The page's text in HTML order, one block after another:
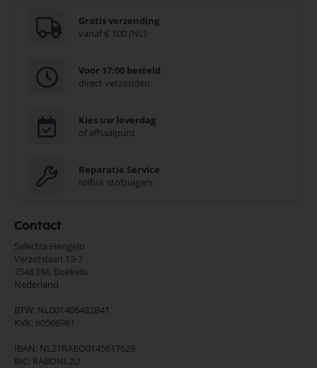
Gratis verzending
vanaf € 100 (NL)
Voor 17:00 besteld
direct verzonden
Kies uw leverdag
of afhaalpunt
Reparatie Service
Nilfisk stofzuigers
Contact
Selectra Hengelo
Verzetslaan 13-7
7548 EM, Boekelo
Nederland
BTW: NL001406482B41
KVK: 60566981
IBAN: NL21RABO0145617629
BIC: RABONL2U